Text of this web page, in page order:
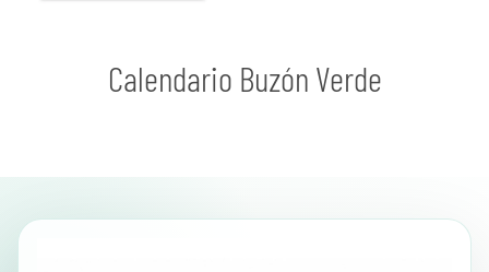
Calendario Buzón Verde